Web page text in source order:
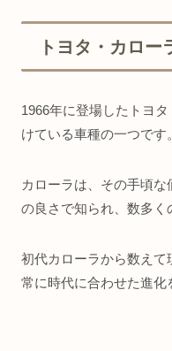
トヨタ・カロー
1966年に登場したトヨ
けている車種の一つです。
カローラは、その手頃
の良さで知られ、数多く
初代カローラから数えて
常に時代に合わせた進化